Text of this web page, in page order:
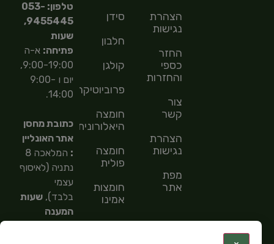
הצהרת
נגישות
החזר
כספי
והחזרות
צור
קשר
הצהרת
נגישות
מפת
אתר
סידן
חלבון
קולגן
פרוביוטיקה
חומצה
היאלורונית
חומצה
פולית
חומצות
אמינו
חומצות
טלפון: 053-
9455445,
שעות
פתיחה: א-ה
9:00-19:00,
יום ו 9:00-
14:00.
כתובת מחסן
אתר האונליין
:
המלאכה 8
נתניה (לאיסוף
עצמי
בלבד),שעות
המענה